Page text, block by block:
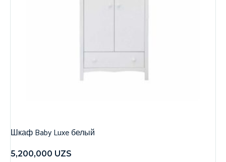
Шкаф Baby Luxe белый
5,200,000 UZS